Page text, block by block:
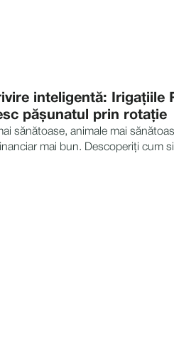
inteligentă: Irigațiile
pășunatul prin rotație
sănătoase, animale mai
mai bun. Descoperiți cum